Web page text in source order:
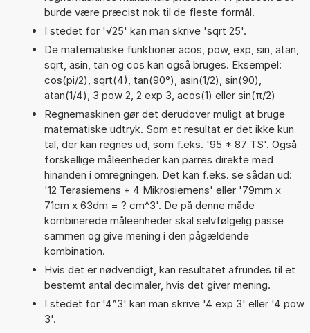
burde være præcist nok til de fleste formål.
I stedet for '√25' kan man skrive 'sqrt 25'.
De matematiske funktioner acos, pow, exp, sin, atan,
sqrt, asin, tan og cos kan også bruges. Eksempel:
cos(pi/2), sqrt(4), tan(90°), asin(1/2), sin(90),
atan(1/4), 3 pow 2, 2 exp 3, acos(1) eller sin(π/2)
Regnemaskinen gør det derudover muligt at bruge
matematiske udtryk. Som et resultat er det ikke kun
tal, der kan regnes ud, som f.eks. '95 * 87 TS'. Også
forskellige måleenheder kan parres direkte med
hinanden i omregningen. Det kan f.eks. se sådan ud:
'12 Terasiemens + 4 Mikrosiemens' eller '79mm x
71cm x 63dm = ? cm^3'. De på denne måde
kombinerede måleenheder skal selvfølgelig passe
sammen og give mening i den pågældende
kombination.
Hvis det er nødvendigt, kan resultatet afrundes til et
bestemt antal decimaler, hvis det giver mening.
I stedet for '4^3' kan man skrive '4 exp 3' eller '4 pow
3'.